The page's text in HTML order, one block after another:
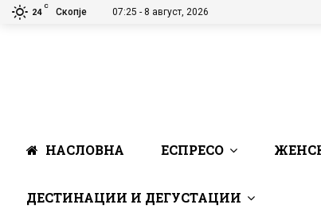
24
C
Скопје 07:25 - 8 август, 2026
НАСЛОВНА ЕСПРЕСО
ДЕСТИНАЦИИ И ДЕГУСТАЦИИ